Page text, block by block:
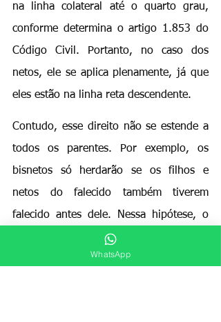
na linha colateral até o quarto grau,
conforme determina o artigo 1.853 do
Código Civil. Portanto, no caso dos
netos, ele se aplica plenamente, já que
eles estão na linha reta descendente.
Contudo, esse direito não se estende a
todos os parentes. Por exemplo, os
bisnetos só herdarão se os filhos e
netos do falecido também tiverem
falecido antes dele. Nessa hipótese, o
direito de representação se prolonga,
permitindo que os bisnetos representem
WhatsApp